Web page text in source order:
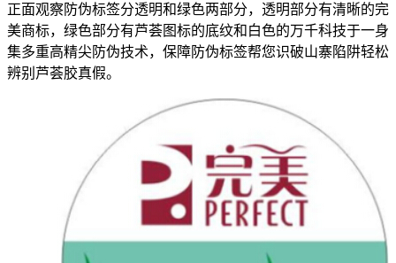
正面观察防伪标签分透明和绿色两部分，透明部分有清晰的完
美商标，绿色部分有芦荟图标的底纹和白色的万千科技于一身
集多重高精尖防伪技术，保障防伪标签帮您识破山寨陷阱轻松
辨别芦荟胶真假。